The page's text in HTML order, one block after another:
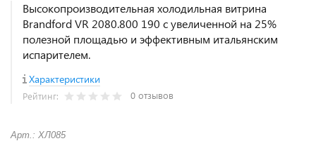
Высокопроизводительная холодильная витрина
Brandford VR 2080.800 190 с увеличенной на 25%
полезной площадью и эффективным итальянским
испарителем.
Характеристики
Рейтинг: 0 отзывов
Арт.: ХЛ085